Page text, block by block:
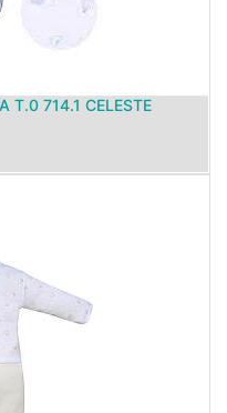
T.0 714.1 CELESTE